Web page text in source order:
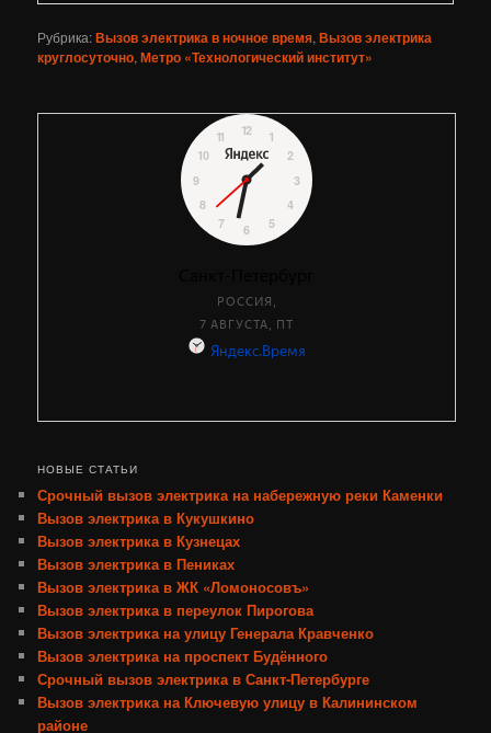
Рубрика:Вызов электрика в ночное время,Вызов электрика
круглосуточно,Метро «Технологический институт»
НОВЫЕ СТАТЬИ
Срочный вызов электрика на набережную реки Каменки
Вызов электрика в Кукушкино
Вызов электрика в Кузнецах
Вызов электрика в Пениках
Вызов электрика в ЖК «Ломоносовъ»
Вызов электрика в переулок Пирогова
Вызов электрика на улицу Генерала Кравченко
Вызов электрика на проспект Будённого
Срочный вызов электрика в Санкт-Петербурге
Вызов электрика на Ключевую улицу в Калининском
районе